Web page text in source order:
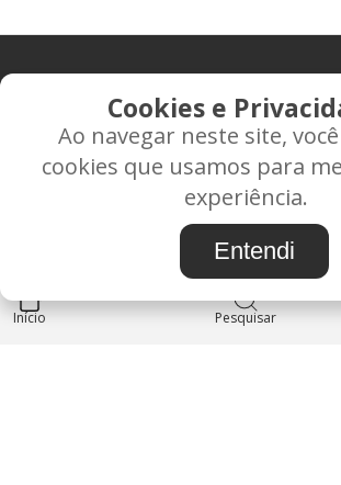
Início Pesquisar
CONTATO
Rua Alice Frateano Figueiredo, 11-44 -
BAURU/SP - CEP: 17.030-038
CNPJ: 37.022.538/0001-07
INSTITUCIONAL
Cookies e
Ao navegar neste site,
cookies que usamos para
experiência.
Entendi